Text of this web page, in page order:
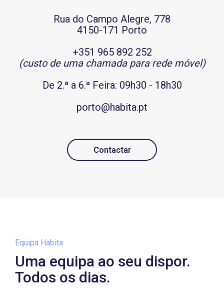
Rua do Campo Alegre, 778
4150-171 Porto
+351 965 892 252
(custo de uma chamada para rede móvel)
De 2.ª a 6.ª Feira: 09h30 - 18h30
porto@habita.pt
Contactar
Equipa Habita
Uma equipa ao seu dispor.
Todos os dias.